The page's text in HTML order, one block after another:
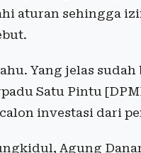
aturan sehingga
Yang jelas
Satu Pintu
investasi dari
Agung